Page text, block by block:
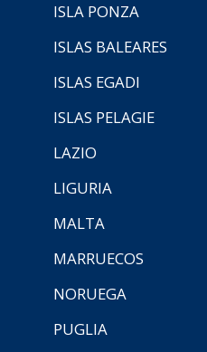
ISLA PONZA
ISLAS BALEARES
ISLAS EGADI
ISLAS PELAGIE
LAZIO
LIGURIA
MALTA
MARRUECOS
NORUEGA
PUGLIA